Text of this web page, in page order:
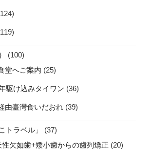
(100)
堂へご案内 (25)
駆け込みタイワン (36)
由臺灣食いだおれ (39)
トラベル」
(37)
欠如歯+矮小歯からの歯列矯正 (20)